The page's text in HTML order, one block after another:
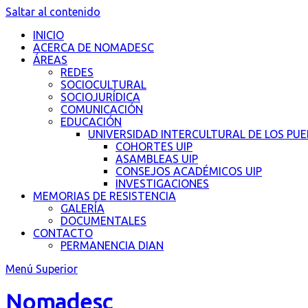
Saltar al contenido
INICIO
ACERCA DE NOMADESC
ÁREAS
REDES
SOCIOCULTURAL
SOCIOJURÍDICA
COMUNICACIÓN
EDUCACIÓN
UNIVERSIDAD INTERCULTURAL DE LOS
COHORTES UIP
ASAMBLEAS UIP
CONSEJOS ACADÉMICOS UIP
INVESTIGACIONES
MEMORIAS DE RESISTENCIA
GALERÍA
DOCUMENTALES
CONTACTO
PERMANENCIA DIAN
Menú Superior
Nomadesc